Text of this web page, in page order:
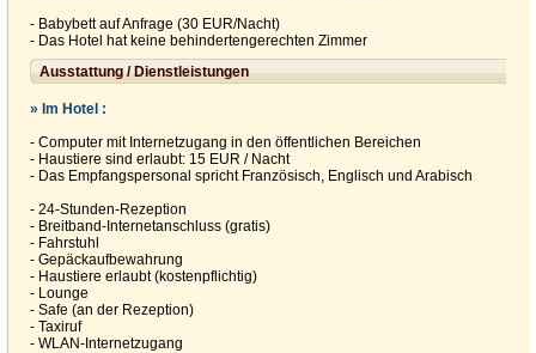
- Babybett auf Anfrage (30 EUR/Nacht)
- Das Hotel hat keine behindertengerechten Zimmer
Ausstattung / Dienstleistungen
» Im Hotel :
- Computer mit Internetzugang in den öffentlichen Bereichen
- Haustiere sind erlaubt: 15 EUR / Nacht
- Das Empfangspersonal spricht Französisch, Englisch und Arabisch
- 24-Stunden-Rezeption
- Breitband-Internetanschluss (gratis)
- Fahrstuhl
- Gepäckaufbewahrung
- Haustiere erlaubt (kostenpflichtig)
- Lounge
- Safe (an der Rezeption)
- Taxiruf
- WLAN-Internetzugang